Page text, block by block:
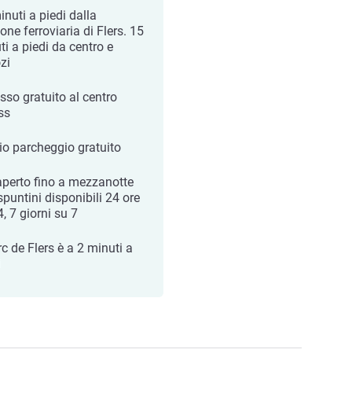
a piedi dalla
ferroviaria di Flers. 15
a piedi da centro e
gratuito al centro
parcheggio gratuito
fino a mezzanotte
disponibili 24 ore
7 giorni su 7
de Flers è a 2 minuti a